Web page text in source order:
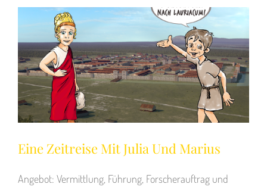
Eine Zeitreise Mit Julia Und Marius
Angebot: Vermittlung, Führung, Forscherauftrag und